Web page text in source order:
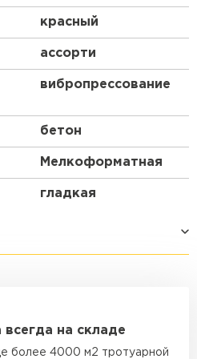
красный
ассорти
вибропрессование
бетон
Мелкоформатная
гладкая
на складе
более 4000 м2 тротуарной